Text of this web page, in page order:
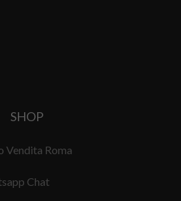
SHOP
Vendita Roma
Chat